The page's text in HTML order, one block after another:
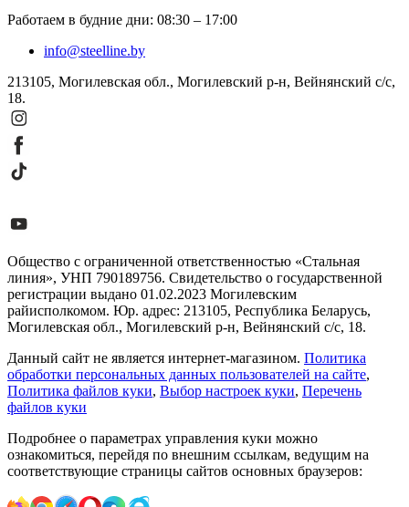
Работаем в будние дни: 08:30 – 17:00
info@steelline.by
213105, Могилевская обл., Могилевский р-н, Вейнянский с/с,
18.
Общество с ограниченной ответственностью «Стальная
линия», УНП 790189756. Свидетельство о государственной
регистрации выдано 01.02.2023 Могилевским
райисполкомом. Юр. адрес: 213105, Республика Беларусь,
Могилевская обл., Могилевский р-н, Вейнянский с/с, 18.
Данный сайт не является интернет-магазином. Политика
обработки персональных данных пользователей на сайте,
Политика файлов куки, Выбор настроек куки, Перечень
файлов куки
Подробнее о параметрах управления куки можно
ознакомиться, перейдя по внешним ссылкам, ведущим на
соответствующие страницы сайтов основных браузеров: